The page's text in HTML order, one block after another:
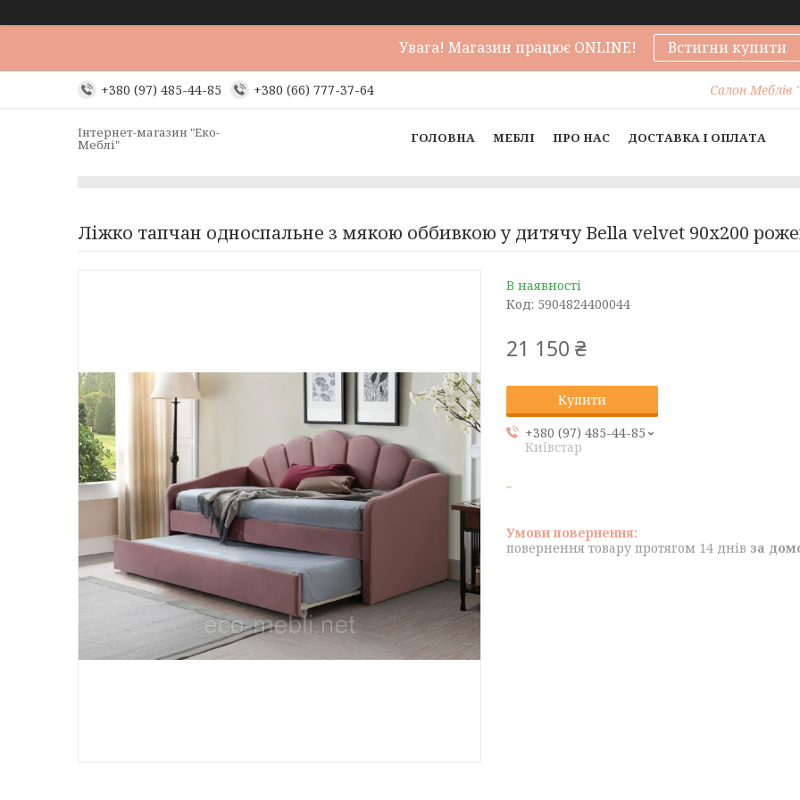
Увага! Магазин працює ONLINE! Встигни купити
+380 (97) 485-44-85 +380 (66) 777-37-64 Салон Меблів
Інтернет-магазин "Еко-
Меблі" ГОЛОВНА МЕБЛІ ПРО НАС ДОСТАВКА І ОПЛАТА
Ліжко тапчан односпальне з мякою оббивкою у дитячу Bella velvet 90x200
В наявності
Код: 5904824400044
21 150 ₴
Купити
+380 (97) 485-44-85
Київстар
повернення товару протягом 14 днів за